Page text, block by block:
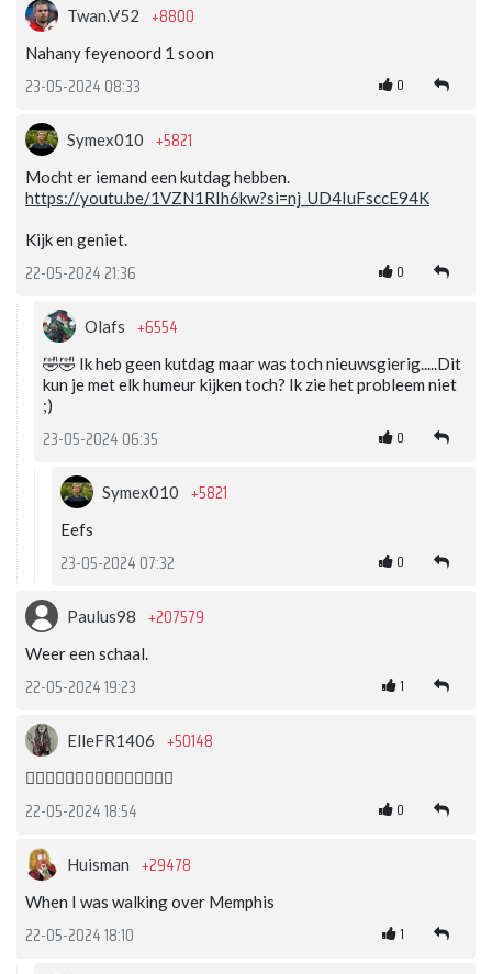
Twan.V52 +8800
Nahany feyenoord 1 soon
23-05-2024 08:33 0
Symex010 +5821
Mocht er iemand een kutdag hebben.
https://youtu.be/1VZN1RIh6kw?si=nj_UD4IuFsccE94K
Kijk en geniet.
22-05-2024 21:36 0
Olafs +6554
🤣🤣 Ik heb geen kutdag maar was toch nieuwsgierig.....Dit
kun je met elk humeur kijken toch? Ik zie het probleem niet
;)
23-05-2024 06:35 0
Symex010 +5821
Eefs
23-05-2024 07:32 0
Paulus98 +207579
Weer een schaal.
22-05-2024 19:23 1
ElleFR1406 +50148
👍🏽👍🏽👍🏽🙌🏼🙌🏼🙌🏼🎉🎉🎉
22-05-2024 18:54 0
Huisman +29478
When I was walking over Memphis
22-05-2024 18:10 1